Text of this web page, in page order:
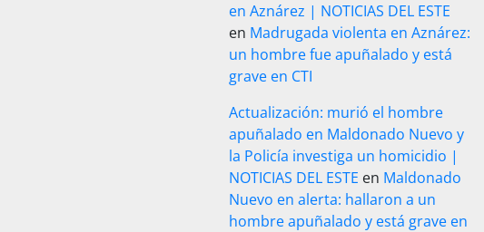
en Aznárez | NOTICIAS DEL ESTE
en Madrugada violenta en Aznárez:
un hombre fue apuñalado y está
grave en CTI
Actualización: murió el hombre
apuñalado en Maldonado Nuevo y
la Policía investiga un homicidio |
NOTICIAS DEL ESTE en Maldonado
Nuevo en alerta: hallaron a un
hombre apuñalado y está grave en